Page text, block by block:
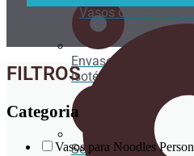
Envases
isotérmicos
Servilletas
Vasos cartón para
FILTROS
Categoria
Vasos para Noodles